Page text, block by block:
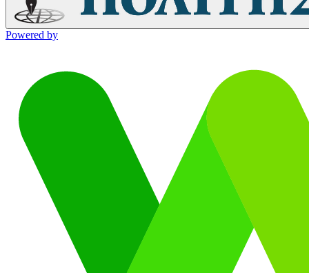
Powered by